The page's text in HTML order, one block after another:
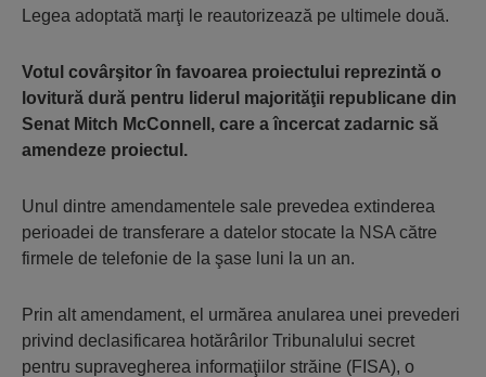
Legea adoptată marţi le reautorizează pe ultimele două.
Votul covârşitor în favoarea proiectului reprezintă o
lovitură dură pentru liderul majorităţii republicane din
Senat Mitch McConnell, care a încercat zadarnic să
amendeze proiectul.
Unul dintre amendamentele sale prevedea extinderea
perioadei de transferare a datelor stocate la NSA către
firmele de telefonie de la şase luni la un an.
Prin alt amendament, el urmărea anularea unei prevederi
privind declasificarea hotărârilor Tribunalului secret
pentru supravegherea informaţiilor străine (FISA), o